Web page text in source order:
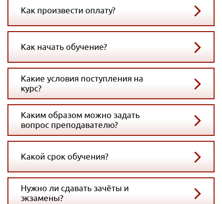
Как произвести оплату?
Как начать обучение?
Какие условия поступления на
курс?
Каким образом можно задать
вопрос преподавателю?
Какой срок обучения?
Нужно ли сдавать зачёты и
экзамены?